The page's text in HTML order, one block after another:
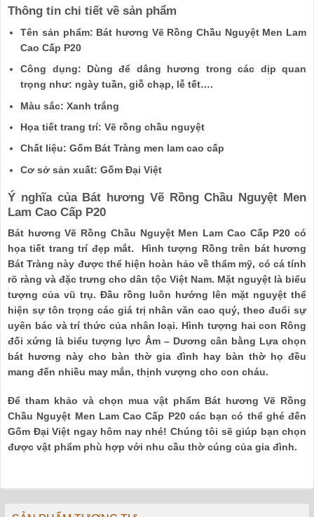
Thông tin chi tiết về sản phẩm
Tên sản phẩm: Bát hương Vẽ Rồng Chầu Nguyệt Men Lam
Cao Cấp P20
Công dụng: Dùng để dâng hương trong các dịp quan
trọng như: ngày tuần, giỗ chạp, lễ tết….
Màu sắc: Xanh trắng
Họa tiết trang trí: Vẽ rồng chầu nguyệt
Chất liệu: Gốm Bát Tràng men lam cao cấp
Cơ sở sản xuất: Gốm Đại Việt
Ý nghĩa của Bát hương Vẽ Rồng Chầu Nguyệt Men
Lam Cao Cấp P20
Bát hương Vẽ Rồng Chầu Nguyệt Men Lam Cao Cấp P20 có
họa tiết trang trí đẹp mắt. Hình tượng Rồng trên bát hương
Bát Tràng này được thể hiện hoàn hảo về thẩm mỹ, có cá tính
rõ ràng và đặc trưng cho dân tộc Việt Nam. Mặt nguyệt là biểu
tượng của vũ trụ. Đầu rồng luôn hướng lên mặt nguyệt thể
hiện sự tôn trọng các giá trị nhân văn cao quý, theo đuổi sự
uyên bác và trí thức của nhân loại. Hình tượng hai con Rông
đối xứng là biểu tượng lực Âm – Dương cân bằng Lựa chọn
bát hương này cho bàn thờ gia đình hay bàn thờ họ đều
mang đến nhiều may mắn, thịnh vượng cho con cháu.
Để tham khảo và chọn mua vật phẩm Bát hương Vẽ Rồng
Chầu Nguyệt Men Lam Cao Cấp P20 các bạn có thể ghé đến
Gốm Đại Việt ngay hôm nay nhé! Chúng tôi sẽ giúp bạn chọn
được vật phẩm phù hợp với nhu cầu thờ cúng của gia đình.